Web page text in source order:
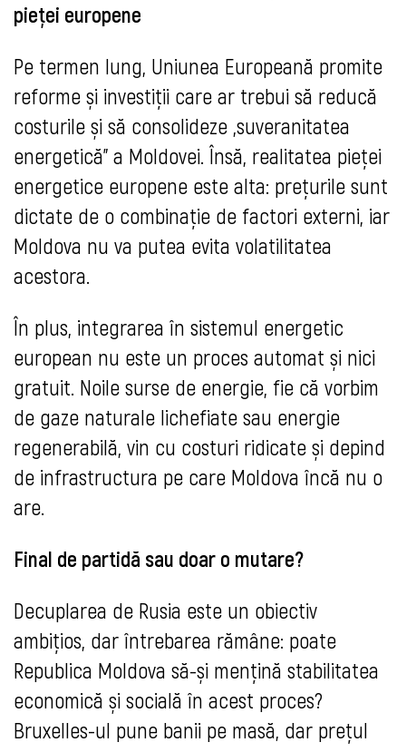
pieței europene
Pe termen lung, Uniunea Europeană promite
reforme și investiții care ar trebui să reducă
costurile și să consolideze „suveranitatea
energetică” a Moldovei. Însă, realitatea pieței
energetice europene este alta: prețurile sunt
dictate de o combinație de factori externi, iar
Moldova nu va putea evita volatilitatea
acestora.
În plus, integrarea în sistemul energetic
european nu este un proces automat și nici
gratuit. Noile surse de energie, fie că vorbim
de gaze naturale lichefiate sau energie
regenerabilă, vin cu costuri ridicate și depind
de infrastructura pe care Moldova încă nu o
are.
Final de partidă sau doar o mutare?
Decuplarea de Rusia este un obiectiv
ambițios, dar întrebarea rămâne: poate
Republica Moldova să-și mențină stabilitatea
economică și socială în acest proces?
Bruxelles-ul pune banii pe masă, dar prețul